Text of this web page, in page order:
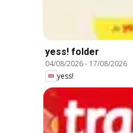
yess! folder
04/08/2026- 17/08/2026
yess!